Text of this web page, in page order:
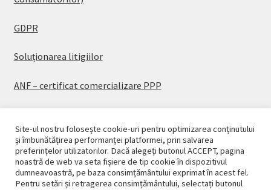
GDPR
Soluționarea litigiilor
ANF – certificat comercializare PPP
© CASAPLANT 2026
Politică de confidențialitate
Site-ul nostru folosește cookie-uri pentru optimizarea conținutului
și îmbunătățirea performanței platformei, prin salvarea
preferințelor utilizatorilor. Dacă alegeți butonul ACCEPT, pagina
noastră de web va seta fișiere de tip cookie în dispozitivul
dumneavoastră, pe baza consimțământului exprimat în acest fel.
Pentru setări și retragerea consimțământului, selectați butonul